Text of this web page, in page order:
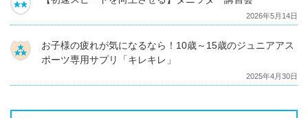
2026年5月14日
お子様の疲れが気になるなら！10歳～15歳のジュニアアス
ポーツ専用サプリ「キレキレ」
2025年4月30日